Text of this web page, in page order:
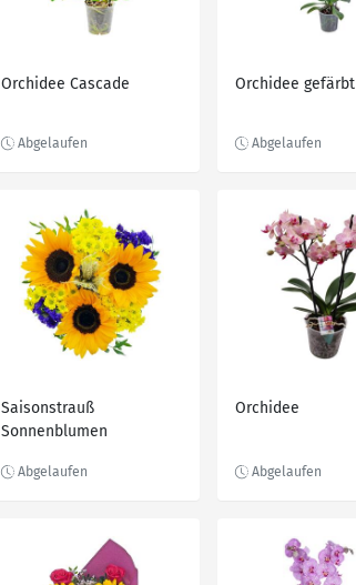
Orchidee Cascade Orchidee gefärbt
Saisonstrauß
Sonnenblumen
Orchidee